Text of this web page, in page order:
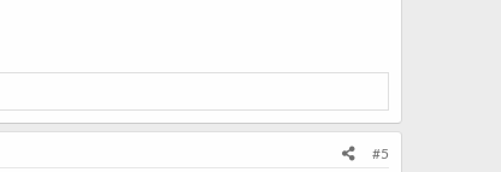
#5